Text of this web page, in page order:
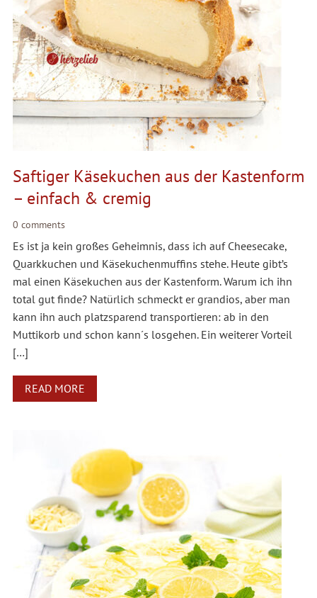
Saftiger Käsekuchen aus der Kastenform
– einfach & cremig
0 comments
Es ist ja kein großes Geheimnis, dass ich auf Cheesecake,
Quarkkuchen und Käsekuchenmuffins stehe. Heute gibt’s
mal einen Käsekuchen aus der Kastenform. Warum ich ihn
total gut finde? Natürlich schmeckt er grandios, aber man
kann ihn auch platzsparend transportieren: ab in den
Muttikorb und schon kann´s losgehen. Ein weiterer Vorteil
[…]
READ MORE